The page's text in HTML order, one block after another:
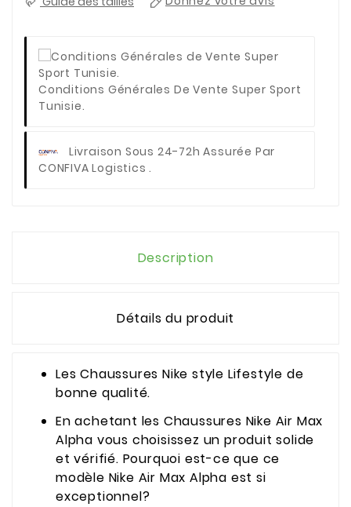
Conditions Générales De Vente Super Sport
Tunisie.
Livraison Sous 24-72h Assurée Par
CONFIVA Logistics .
Description
Détails du produit
Les Chaussures Nike style Lifestyle de
bonne qualité.
En achetant les Chaussures Nike Air Max
Alpha vous choisissez un produit solide
et vérifié. Pourquoi est-ce que ce
modèle Nike Air Max Alpha est si
exceptionnel?